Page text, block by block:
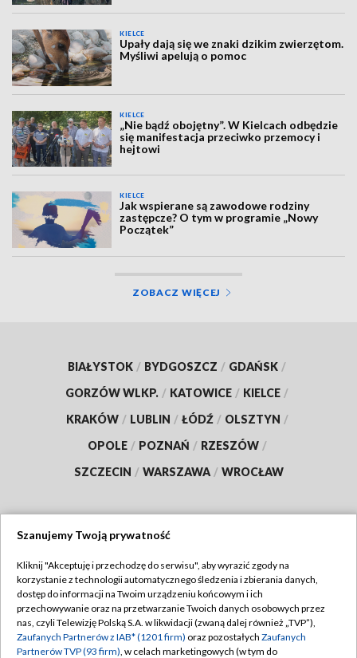
KIELCE
Upały dają się we znaki dzikim zwierzętom.
Myśliwi apelują o pomoc
KIELCE
„Nie bądź obojętny”. W Kielcach odbędzie
się manifestacja przeciwko przemocy i
hejtowi
KIELCE
Jak wspierane są zawodowe rodziny
zastępcze? O tym w programie „Nowy
Początek”
ZOBACZ WIĘCEJ
BIAŁYSTOK / BYDGOSZCZ / GDAŃSK /
GORZÓW WLKP. / KATOWICE / KIELCE /
KRAKÓW / LUBLIN / ŁÓDŹ / OLSZTYN /
OPOLE / POZNAŃ / RZESZÓW /
SZCZECIN / WARSZAWA / WROCŁAW
TVP
Abonament TVP
Emisja w TVP
Regulamin TVP
Polityka prywatności
Szanujemy Twoją prywatność
Kliknij "Akceptuję i przechodzę do serwisu", aby wyrazić zgody na
korzystanie z technologii automatycznego śledzenia i zbierania danych,
dostęp do informacji na Twoim urządzeniu końcowym i ich
przechowywanie oraz na przetwarzanie Twoich danych osobowych przez
nas, czyli Telewizję Polską S.A. w likwidacji (zwaną dalej również „TVP”),
Zaufanych Partnerów z IAB* (1201 firm) oraz pozostałych Zaufanych
Partnerów TVP (93 firm), w celach marketingowych (w tym do